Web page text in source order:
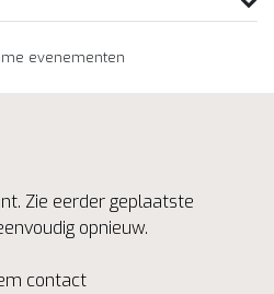
evenementen
Zie eerder geplaatste
opnieuw.
contact